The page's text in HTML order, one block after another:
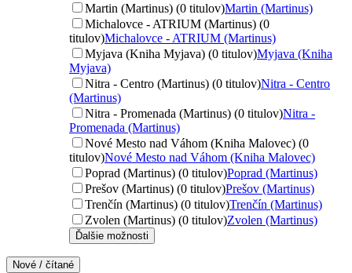
Martin (Martinus) (0 titulov)Martin (Martinus)
Michalovce - ATRIUM (Martinus) (0
titulov)Michalovce - ATRIUM (Martinus)
Myjava (Kniha Myjava) (0 titulov)Myjava (Kniha
Myjava)
Nitra - Centro (Martinus) (0 titulov)Nitra - Centro
(Martinus)
Nitra - Promenada (Martinus) (0 titulov)Nitra -
Promenada (Martinus)
Nové Mesto nad Váhom (Kniha Malovec) (0
titulov)Nové Mesto nad Váhom (Kniha Malovec)
Poprad (Martinus) (0 titulov)Poprad (Martinus)
Prešov (Martinus) (0 titulov)Prešov (Martinus)
Trenčín (Martinus) (0 titulov)Trenčín (Martinus)
Zvolen (Martinus) (0 titulov)Zvolen (Martinus)
Ďalšie možnosti
Nové / čítané